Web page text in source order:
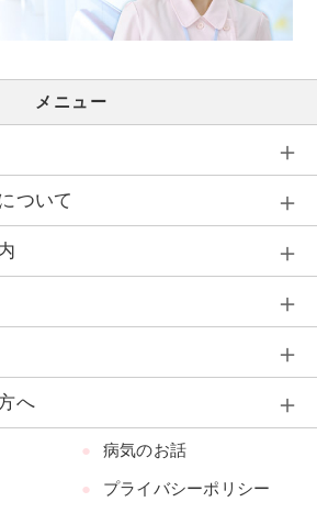
メニュー
ついて
へ
病気のお話
プライバシーポリシー